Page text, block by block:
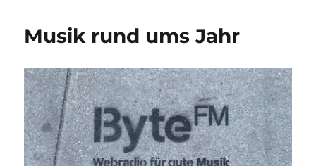
Musik rund ums Jahr